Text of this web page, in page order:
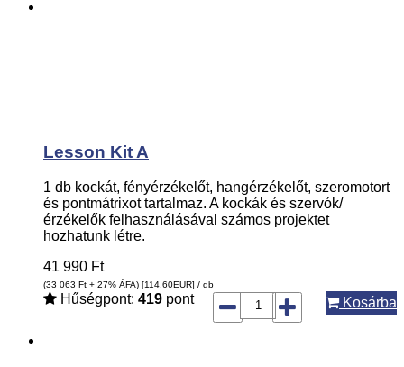
Lesson Kit A
1 db kockát, fényérzékelőt, hangérzékelőt, szeromotort
és pontmátrixot tartalmaz. A kockák és szervók/
érzékelők felhasználásával számos projektet
hozhatunk létre.
41 990 Ft
(33 063 Ft + 27% ÁFA) [114.60EUR] / db
Hűségpont: 419 pont Kosárba